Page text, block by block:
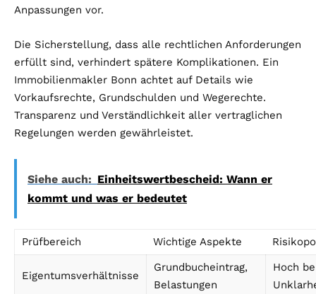
Anpassungen vor.
Die Sicherstellung, dass alle rechtlichen Anforderungen
erfüllt sind, verhindert spätere Komplikationen. Ein
Immobilienmakler Bonn achtet auf Details wie
Vorkaufsrechte, Grundschulden und Wegerechte.
Transparenz und Verständlichkeit aller vertraglichen
Regelungen werden gewährleistet.
Siehe auch: Einheitswertbescheid: Wann er
kommt und was er bedeutet
Prüfbereich Wichtige Aspekte
Eigentumsverhältnisse
Grundbucheintrag,
Belastungen
Hoch